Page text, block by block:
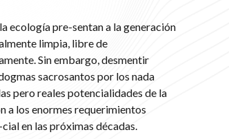
ecología pre-sentan a la generación
limpia, libre de
Sin embargo, desmentir
sacrosantos por los nada
pero reales potencialidades de la
a los enormes requerimientos
en las próximas décadas.